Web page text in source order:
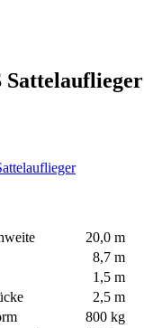
Sattelauflieger
20,0 m
8,7 m
1,5 m
2,5 m
800 kg